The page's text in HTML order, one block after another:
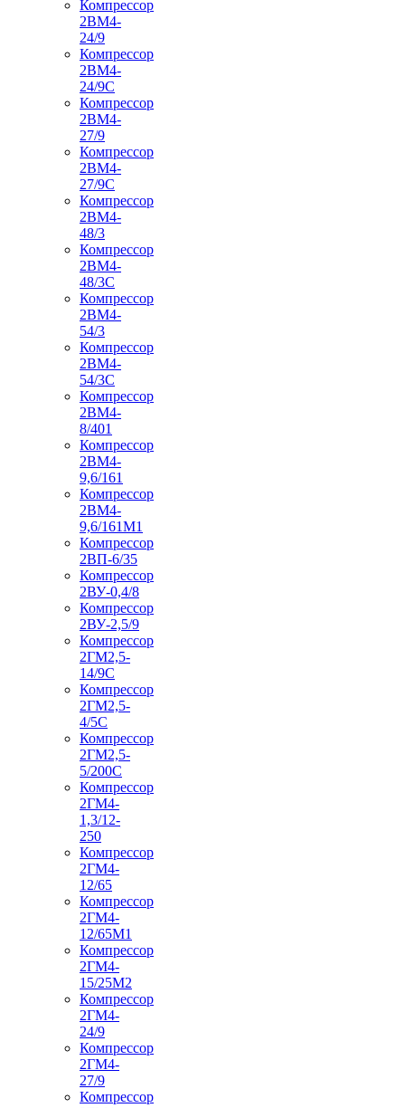
Компрессор
2ВМ4-
24/9
Компрессор
2ВМ4-
24/9С
Компрессор
2ВМ4-
27/9
Компрессор
2ВМ4-
27/9С
Компрессор
2ВМ4-
48/3
Компрессор
2ВМ4-
48/3С
Компрессор
2ВМ4-
54/3
Компрессор
2ВМ4-
54/3С
Компрессор
2ВМ4-
8/401
Компрессор
2ВМ4-
9,6/161
Компрессор
2ВМ4-
9,6/161М1
Компрессор
2ВП-6/35
Компрессор
2ВУ-0,4/8
Компрессор
2ВУ-2,5/9
Компрессор
2ГМ2,5-
14/9С
Компрессор
2ГМ2,5-
4/5С
Компрессор
2ГМ2,5-
5/200С
Компрессор
2ГМ4-
1,3/12-
250
Компрессор
2ГМ4-
12/65
Компрессор
2ГМ4-
12/65М1
Компрессор
2ГМ4-
15/25М2
Компрессор
2ГМ4-
24/9
Компрессор
2ГМ4-
27/9
Компрессор